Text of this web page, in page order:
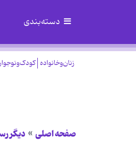
دسته‌بندی
زنان‌وخانواده
صفحه اصلی دیگر